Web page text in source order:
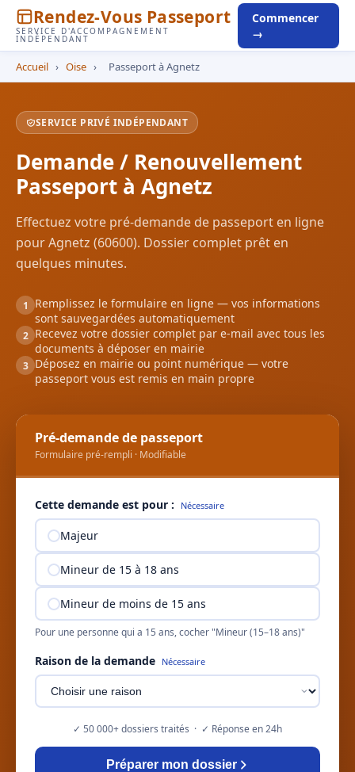
Rendez-Vous Passeport
SERVICE D'ACCOMPAGNEMENT
INDÉPENDANT
Commencer
→
Accueil › Oise › Passeport à Agnetz
SERVICE PRIVÉ INDÉPENDANT
Demande / Renouvellement
Passeport à Agnetz
Effectuez votre pré-demande de passeport en ligne
pour Agnetz (60600). Dossier complet prêt en
quelques minutes.
1
Remplissez le formulaire en ligne — vos informations
sont sauvegardées automatiquement
2 Recevez votre dossier complet par e-mail avec tous les
documents à déposer en mairie
3 Déposez en mairie ou point numérique — votre
passeport vous est remis en main propre
Pré-demande de passeport
Formulaire pré-rempli · Modifiable
Cette demande est pour : Nécessaire
Majeur
Mineur de 15 à 18 ans
Mineur de moins de 15 ans
Pour une personne qui a 15 ans, cocher "Mineur (15–18 ans)"
Raison de la demande Nécessaire
✓ 50 000+ dossiers traités · ✓ Réponse en 24h
Préparer mon dossier